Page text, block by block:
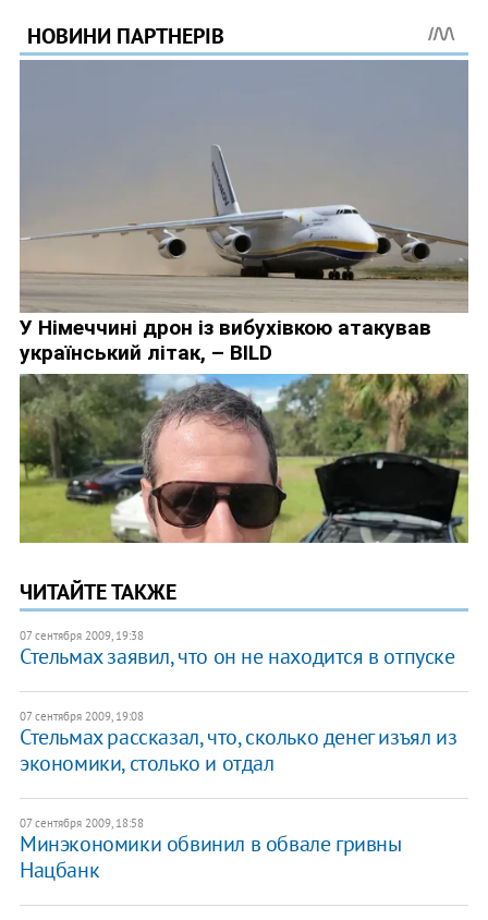
ЧИТАЙТЕ ТАКЖЕ
07 сентября 2009, 19:38
Стельмах заявил, что он не находится в отпуске
07 сентября 2009, 19:08
Стельмах рассказал, что, сколько денег изъял из
экономики, столько и отдал
07 сентября 2009, 18:58
Минэкономики обвинил в обвале гривны
Нацбанк